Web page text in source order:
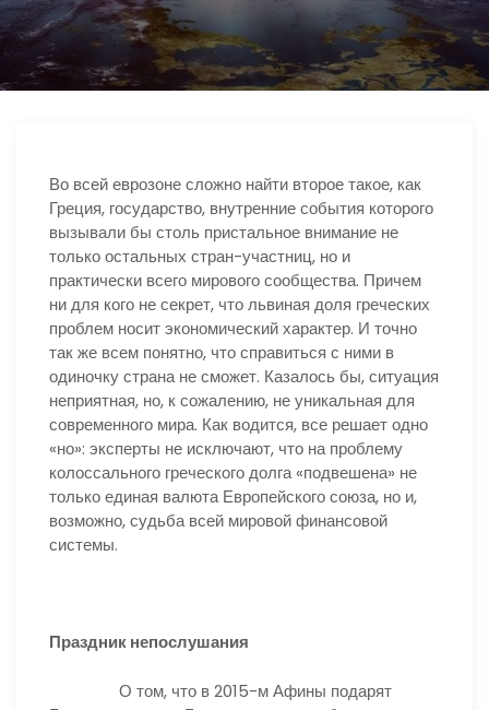
Во всей еврозоне сложно найти второе такое, как
Греция, государство, внутренние события которого
вызывали бы столь пристальное внимание не
только остальных стран-участниц, но и
практически всего мирового сообщества. Причем
ни для кого не секрет, что львиная доля греческих
проблем носит экономический характер. И точно
так же всем понятно, что справиться с ними в
одиночку страна не сможет. Казалось бы, ситуация
неприятная, но, к сожалению, не уникальная для
современного мира. Как водится, все решает одно
«но»: эксперты не исключают, что на проблему
колоссального греческого долга «подвешена» не
только единая валюта Европейского союза, но и,
возможно, судьба всей мировой финансовой
системы.
Праздник непослушания
О том, что в 2015-м Афины подарят